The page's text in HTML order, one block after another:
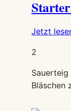
Jetzt
2
Bläschen